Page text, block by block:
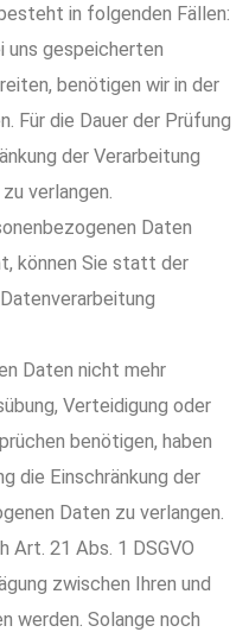
in folgenden Fällen:
uns gespeicherten
benötigen wir in der
Für die Dauer der Prüfung
der Verarbeitung
verlangen.
Daten
können Sie statt der
Daten nicht mehr
Verteidigung oder
benötigen, haben
die Einschränkung der
Daten zu verlangen.
Art. 21 Abs. 1 DSGVO
zwischen Ihren und
werden. Solange noch